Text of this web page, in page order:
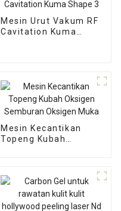
Mesin Urut Vakum RF
Cavitation Kuma
Mesin Kecantikan
Topeng Kubah